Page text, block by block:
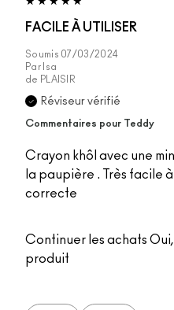
FACILE À UTILISER
Soumis 07/03/2024
Par Isa
de PLAISIR
Réviseur vérifié
Commentaires pour Teddy
Crayon khôl avec une
la paupière . Très facile
correcte
Continuer les achats
produit